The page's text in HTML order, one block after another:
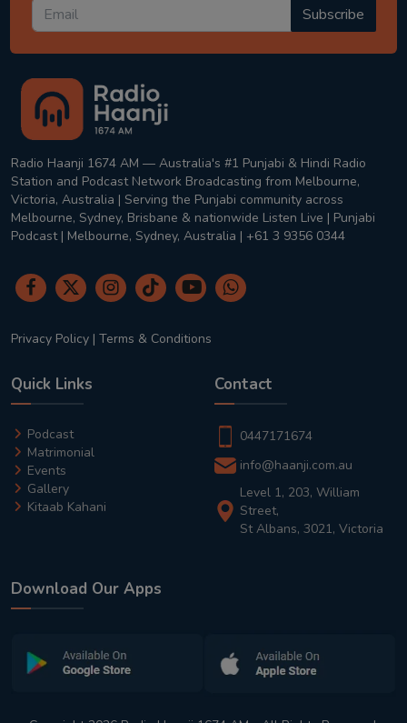
Subscribe
Radio Haanji 1674 AM — Australia's #1 Punjabi & Hindi Radio
Station and Podcast Network Broadcasting from Melbourne,
Victoria, Australia | Serving the Punjabi community across
Melbourne, Sydney, Brisbane & nationwide Listen Live | Punjabi
Podcast | Melbourne, Sydney, Australia | +61 3 9356 0344
Privacy Policy | Terms & Conditions
Quick Links
Podcast
Matrimonial
Events
Gallery
Kitaab Kahani
Contact
0447171674
info@haanji.com.au
Level 1, 203, William
Street,
St Albans, 3021, Victoria
Download Our Apps